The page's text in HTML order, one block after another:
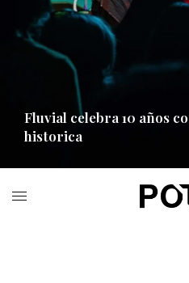
Fluvial celebra 10 años
historica